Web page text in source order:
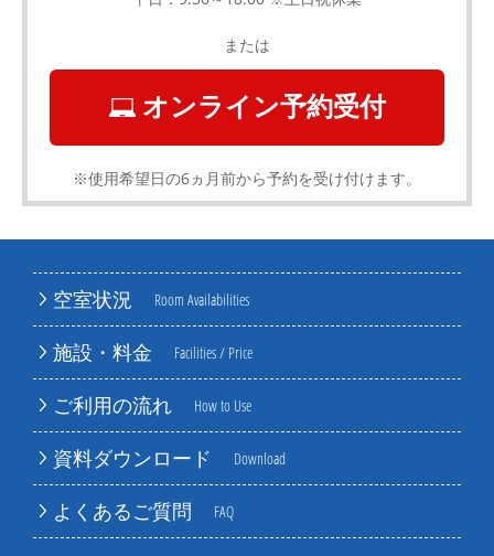
空室状況 Room Availabilities
施設・料金 Facilities / Price
ご利用の流れ How to Use
資料ダウンロード Download
よくあるご質問 FAQ
または
オンライン予約受付
※使用希望日の6ヵ月前から予約を受け付けます。